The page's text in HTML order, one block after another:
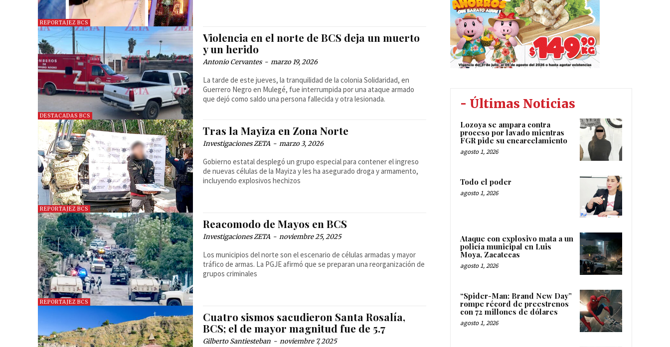
REPORTAJEZ BCS
DESTACADAS BCS
Violencia en el norte de BCS deja un muerto
y un herido
Antonio Cervantes - marzo 19, 2026
La tarde de este jueves, la tranquilidad de la colonia Solidaridad, en
Guerrero Negro en Mulegé, fue interrumpida por una ataque armado
que dejó como saldo una persona fallecida y otra lesionada.
REPORTAJEZ BCS
Tras la Mayiza en Zona Norte
Investigaciones ZETA - marzo 3, 2026
Gobierno estatal desplegó un grupo especial para contener el ingreso
de nuevas células de la Mayiza y les ha asegurado droga y armamento,
incluyendo explosivos hechizos
REPORTAJEZ BCS
Reacomodo de Mayos en BCS
Investigaciones ZETA - noviembre 25, 2025
Los municipios del norte son el escenario de células armadas y mayor
tráfico de armas. La PGJE afirmó que se preparan una reorganización de
grupos criminales
Cuatro sismos sacudieron Santa Rosalía,
BCS; el de mayor magnitud fue de 5.7
Gilberto Santiesteban - noviembre 7, 2025
- Últimas Noticias
Lozoya se ampara contra
proceso por lavado mientras
FGR pide su encarcelamiento
agosto 1, 2026
Todo el poder
agosto 1, 2026
Ataque con explosivo mata a un
policía municipal en Luis
Moya, Zacatecas
agosto 1, 2026
“Spider-Man: Brand New Day”
rompe récord de preestrenos
con 72 millones de dólares
agosto 1, 2026